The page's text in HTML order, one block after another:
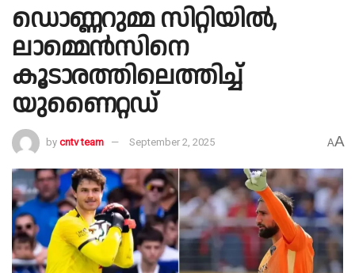
ഡൊണ്ണറുമ്മ സിറ്റിയിൽ,
ലാമ്മെൻസിനെ
കൂടാരത്തിലെത്തിച്ച്
യുണൈറ്റഡ്
by cntv team September 2, 2025 AA